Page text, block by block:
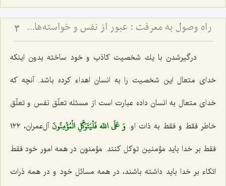
راه وصول به معرفت :‌ عبور از نفس و خواسته‏‌هاى آن‏ 3
درگیرشدن با یك شخصیت كاذب و خود ساخته بدون اینكه
خدای متعال این شخصیت را به انسان اهداء كرده باشد. آنچه كه
خدای متعال به انسان داده عبارت است از مسئله تعلّق نفس و تعلّق
خاطر فقط و فقط به ذات او. وَ عَلَى اللَه فَلْيَتَوَكَّلِ الْمُؤْمِنُونَ‌
آل‌عمران، ١٢٢
فقط بر خدا باید مؤمنین توكل كنند. مؤمنون در همه امور خود فقط
اتكاء بر خدا باید داشته باشند، در همه مسائل خود و در همه ذرات